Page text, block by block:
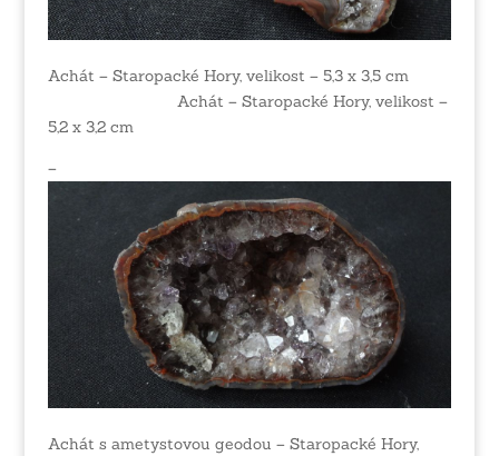
Achát – Staropacké Hory, velikost – 5,3 x 3,5 cm
Achát – Staropacké Hory, velikost –
5,2 x 3,2 cm
–
Achát s ametystovou geodou – Staropacké Hory,